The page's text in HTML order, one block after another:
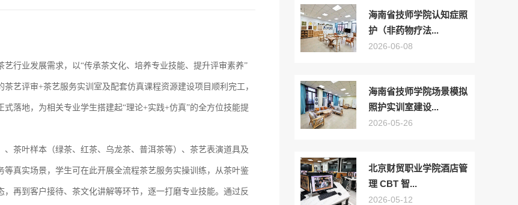
行业发展需求，以“传承茶文化、培养专业技能、提升评审素养”
艺评审+茶艺服务实训室及配套仿真课程资源建设项目顺利完工，
落地，为相关专业学生搭建起“理论+实践+仿真”的全方位技能提
茶叶样本（绿茶、红茶、乌龙茶、普洱茶等）、茶艺表演道具及
真实场景，学生可在此开展全流程茶艺服务实操训练，从茶叶鉴
再到客户接待、茶文化讲解等环节，逐一打磨专业技能。通过反
海南省技师学院认知症照
护（非药物疗法...
2026-06-08
海南省技师学院场景模拟
照护实训室建设...
2026-05-26
北京财贸职业学院酒店管
理 CBT 智...
2026-05-12